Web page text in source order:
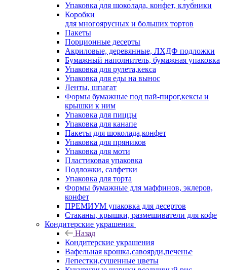
Упаковка для шоколада, конфет, клубники
Коробки
для многоярусных и больших тортов
Пакеты
Порционные десерты
Акриловые, деревянные, ЛХДФ подложки
Бумажный наполнитель, бумажная упаковка
Упаковка для рулета,кекса
Упаковка для еды на вынос
Ленты, шпагат
Формы бумажные под пай-пирог,кексы и
крышки к ним
Упаковка для пиццы
Упаковка для канапе
Пакеты для шоколада,конфет
Упаковка для пряников
Упаковка для моти
Пластиковая упаковка
Подложки, салфетки
Упаковка для торта
Формы бумажные для маффинов, эклеров,
конфет
ПРЕМИУМ упаковка для десертов
Стаканы, крышки, размешиватели для кофе
Кондитерские украшения
Назад
Кондитерские украшения
Вафельная крошка,савоярди,печенье
Лепестки,сушенные цветы